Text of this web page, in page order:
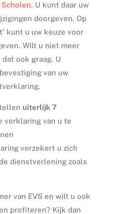
Scholen. U kunt daar uw
doorgeven. Op
kunt u uw keuze voor
Wilt u niet meer
ook graag. U
van uw
uiterlijk 7
verklaring van u te
verzekert u zich
dienstverlening zoals
van EVS en wilt u ook
profiteren? Kijk dan